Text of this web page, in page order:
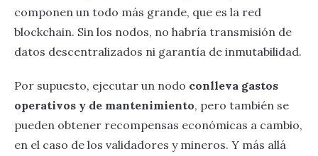
componen un todo más grande, que es la red
blockchain. Sin los nodos, no habría transmisión de
datos descentralizados ni garantía de inmutabilidad.
Por supuesto, ejecutar un nodo conlleva gastos
operativos y de mantenimiento, pero también se
pueden obtener recompensas económicas a cambio,
en el caso de los validadores y mineros. Y más allá